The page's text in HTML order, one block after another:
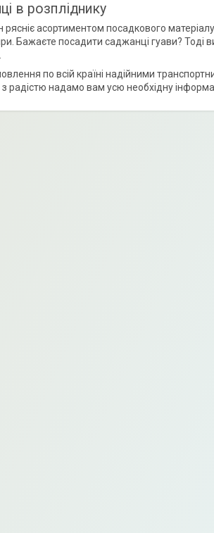
в розпліднику
асортиментом посадкового
Бажаєте посадити саджанці гуави? Тоді
по всій країні надійними
радістю надамо вам усю необхідну